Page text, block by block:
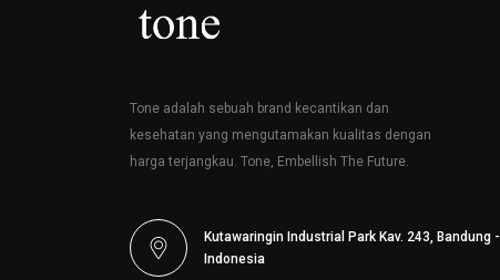
Tone adalah sebuah brand kecantikan dan
kesehatan yang mengutamakan kualitas dengan
harga terjangkau. Tone, Embellish The Future.
Kutawaringin Industrial Park Kav. 243, Bandung -
Indonesia